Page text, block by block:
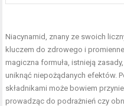
Niacynamid, znany ze swoich
kluczem do zdrowego i
magiczna formuła, istnieją
uniknąć niepożądanych efektów.
składnikami może bowiem
prowadząc do podrażnień czy